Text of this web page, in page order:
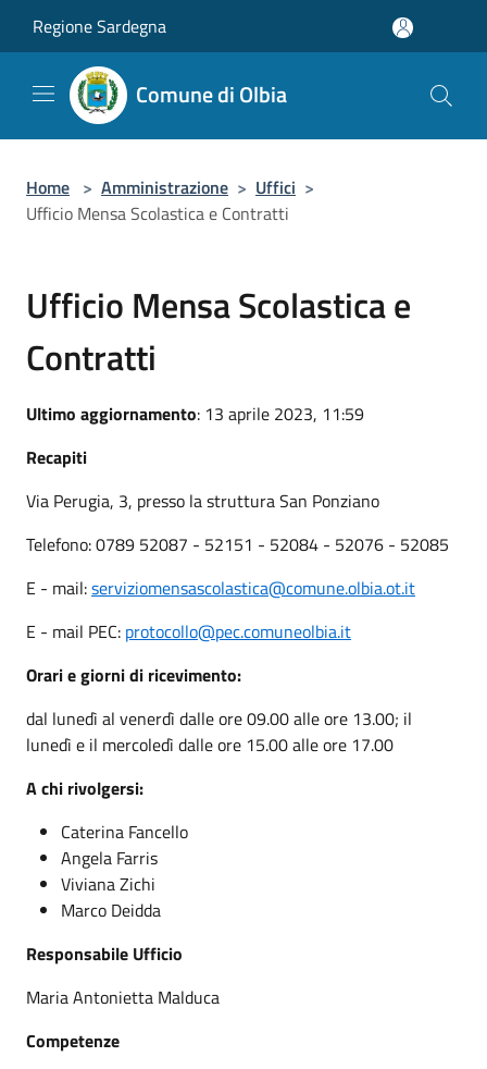
Regione Sardegna
Comune di Olbia
Home > Amministrazione > Uffici >
Ufficio Mensa Scolastica e Contratti
Ufficio Mensa Scolastica e
Contratti
Ultimo aggiornamento: 13 aprile 2023, 11:59
Recapiti
Via Perugia, 3, presso la struttura San Ponziano
Telefono: 0789 52087 - 52151 - 52084 - 52076 - 52085
E - mail:serviziomensascolastica@comune.olbia.ot.it
E - mail PEC: protocollo@pec.comuneolbia.it
Orari e giorni di ricevimento:
dal lunedì al venerdì dalle ore 09.00 alle ore 13.00; il
lunedì e il mercoledì dalle ore 15.00 alle ore 17.00
A chi rivolgersi:
Caterina Fancello
Angela Farris
Viviana Zichi
Marco Deidda
Responsabile Ufficio
Maria Antonietta Malduca
Competenze